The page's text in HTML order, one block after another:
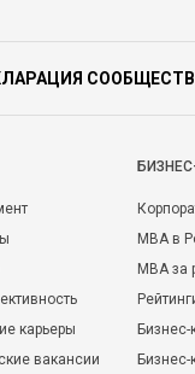
карьеры
вакансии
MBA в
MBA
Бизнес-